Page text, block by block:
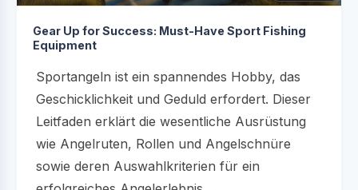
Gear Up for Success: Must-Have Sport Fishing
Equipment
Sportangeln ist ein spannendes Hobby, das
Geschicklichkeit und Geduld erfordert. Dieser
Leitfaden erklärt die wesentliche Ausrüstung
wie Angelruten, Rollen und Angelschnüre
sowie deren Auswahlkriterien für ein